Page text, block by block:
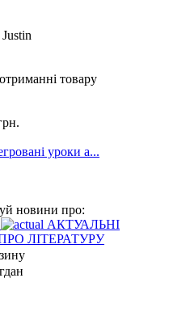
товару
уроки а...
новини про:
АКТУАЛЬНІ
ЛІТЕРАТУРУ